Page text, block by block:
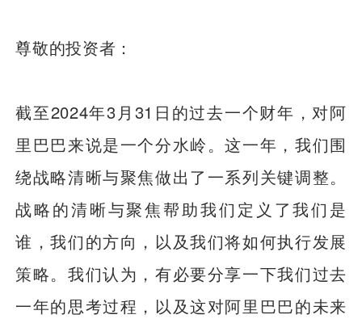
尊敬的投资者：
截至2024年3月31日的过去一个财年，对阿
里巴巴来说是一个分水岭。这一年，我们围
绕战略清晰与聚焦做出了一系列关键调整。
战略的清晰与聚焦帮助我们定义了我们是
谁，我们的方向，以及我们将如何执行发展
策略。我们认为，有必要分享一下我们过去
一年的思考过程，以及这对阿里巴巴的未来